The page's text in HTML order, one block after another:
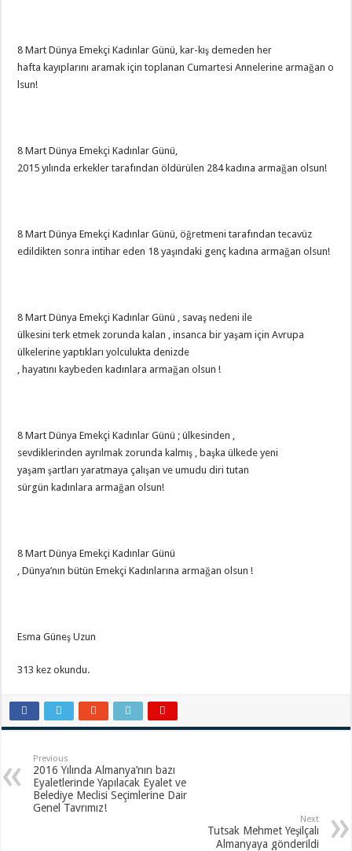
8 Mart Dünya Emekçi Kadınlar Günü, kar-kış demeden her
hafta kayıplarını aramak için toplanan Cumartesi Annelerine armağan o
lsun!
8 Mart Dünya Emekçi Kadınlar Günü,
2015 yılında erkekler tarafından öldürülen 284 kadına armağan olsun!
8 Mart Dünya Emekçi Kadınlar Günü, öğretmeni tarafından tecavüz
edildikten sonra intihar eden 18 yaşındaki genç kadına armağan olsun!
8 Mart Dünya Emekçi Kadınlar Günü , savaş nedeni ile
ülkesini terk etmek zorunda kalan , insanca bir yaşam için Avrupa
ülkelerine yaptıkları yolculukta denizde
, hayatını kaybeden kadınlara armağan olsun !
8 Mart Dünya Emekçi Kadınlar Günü ; ülkesinden ,
sevdiklerinden ayrılmak zorunda kalmış , başka ülkede yeni
yaşam şartları yaratmaya çalışan ve umudu diri tutan
sürgün kadınlara armağan olsun!
8 Mart Dünya Emekçi Kadınlar Günü
, Dünya’nın bütün Emekçi Kadınlarına armağan olsun !
Esma Güneş Uzun
313 kez okundu.
Previous
2016 Yılında Almanya’nın bazı
Eyaletlerinde Yapılacak Eyalet ve
Belediye Meclisi Seçimlerine Dair
Genel Tavrımız!
Next
Tutsak Mehmet Yeşilçalı
Almanyaya gönderildi